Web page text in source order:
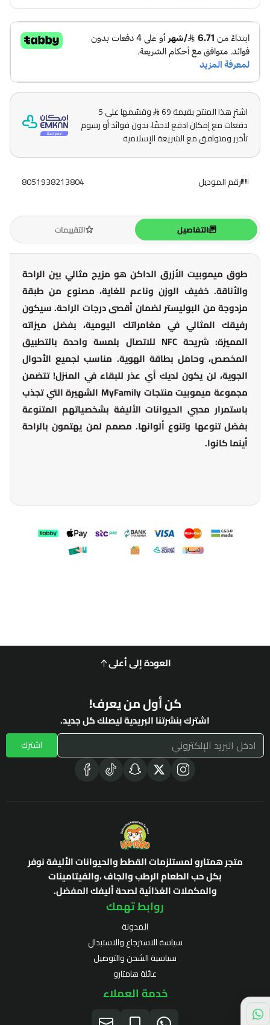
اشترِ هذا المنتج بقيمة 69
وقسّمها على 5
دفعات مع إمكان ادفع لاحقًا، بدون فوائد أو رسوم
تأخير ومتوافق مع الشريعة الإسلامية
رقم الموديل 8051938213804
التفاصيل التقييمات
طوق ميموبيت الأزرق الداكن هو مزيج مثالي بين الراحة
والأناقة. خفيف الوزن وناعم للغاية، مصنوع من طبقة
مزدوجة من البوليستر لضمان أقصى درجات الراحة. سيكون
رفيقك المثالي في مغامراتك اليومية، بفضل ميزاته
المميزة: شريحة NFC للاتصال بلمسة واحدة بالتطبيق
المخصص، وحامل بطاقة الهوية. مناسب لجميع الأحوال
الجوية، لن يكون لديك أي عذر للبقاء في المنزل! تتضمن
مجموعة ميموبيت منتجات MyFamily الشهيرة التي تجذب
باستمرار محبي الحيوانات الأليفة بشخصياتهم المتنوعة
بفضل تنوعها وتنوع ألوانها. مصمم لمن يهتمون بالراحة
أينما كانوا.
العودة إلى أعلى
كن أول من يعرف!
اشترك بنشرتنا البريدية ليصلك كل جديد.
اشترك
متجر همتارو لمستلزمات القطط والحيوانات الأليفة نوفر
بكل حب الطعام الرطب والجاف ،والفيتامينات
والمكملات الغذائية لصحة أليفك المفضل.
روابط تهمك
المدونة
سياسة الاسترجاع والاستبدال
سياسية الشحن والتوصيل
عائلة هامتارو
خدمة العملاء